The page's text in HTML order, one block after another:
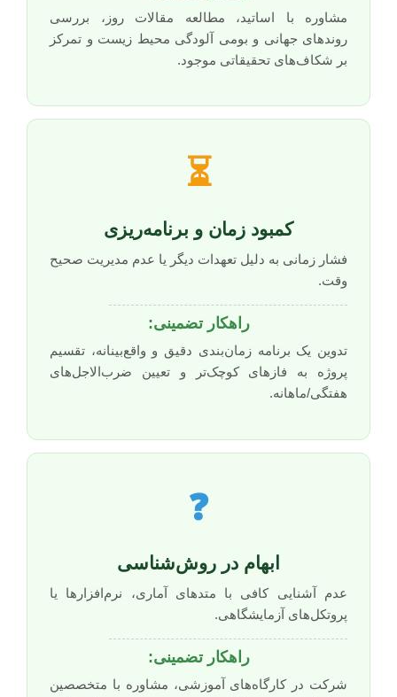
مشاوره با اساتید، مطالعه مقالات روز، بررسی
روندهای جهانی و بومی آلودگی محیط زیست و تمرکز
بر شکاف‌های تحقیقاتی موجود.
⏳
کمبود زمان و برنامه‌ریزی
فشار زمانی به دلیل تعهدات دیگر یا عدم مدیریت صحیح
وقت.
راهکار تضمینی:
تدوین یک برنامه زمان‌بندی دقیق و واقع‌بینانه، تقسیم
پروژه به فازهای کوچک‌تر و تعیین ضرب‌الاجل‌های
هفتگی/ماهانه.
❓
ابهام در روش‌شناسی
عدم آشنایی کافی با متدهای آماری، نرم‌افزارها یا
پروتکل‌های آزمایشگاهی.
راهکار تضمینی:
شرکت در کارگاه‌های آموزشی، مشاوره با متخصصین